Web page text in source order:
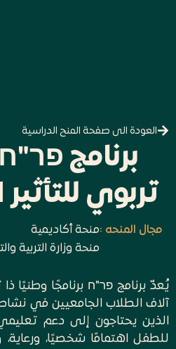
العودة الى صفحة المنح الدراسية
برنامج
تربوي
مجال المنحه :منحة أكاديمية
منحة وزارة التربية
يُعدّ برنامج פר"ח برنامجًا وطنيًا
آلاف الطلاب الجامعيين في
الذين يحتاجون إلى دعم
للطفل اهتمامًا شخصيًا، ورعاية،